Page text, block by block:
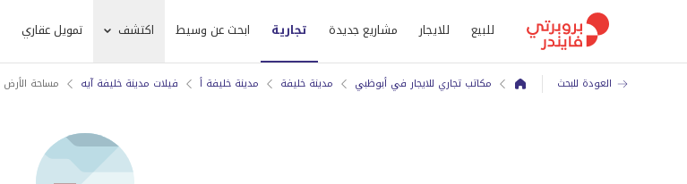
للبيع للايجار مشاريع جديدة تجارية ابحث عن وسيط اكتشف تمويل عقاري
العودة للبحث مكاتب تجاري للايجار في أبوظبي مدينة خليفة مدينة خليفة أ فيلات مدينة خليفة آيه مساحة الأرض 232.2 متر مربع | 2 موقف سيارات | 2 دورات مياه | مفروشة